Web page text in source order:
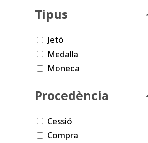
Tipus
Jetó
Medalla
Moneda
Procedència
Cessió
Compra